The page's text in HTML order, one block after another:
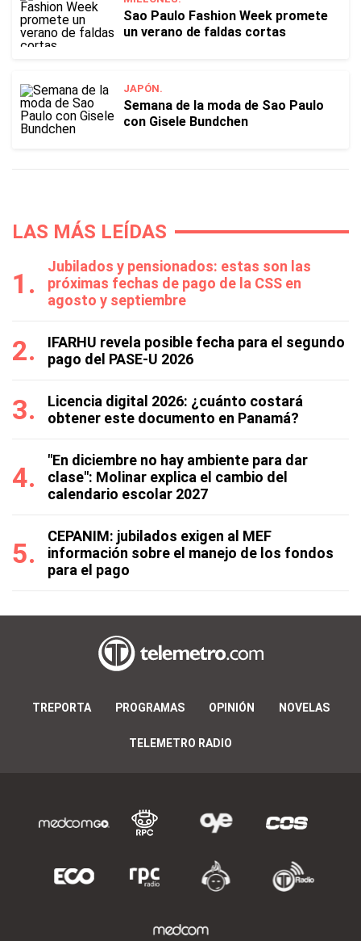
Sao Paulo Fashion Week promete
un verano de faldas cortas
JAPÓN.
Semana de la moda de Sao Paulo
con Gisele Bundchen
LAS MÁS LEÍDAS
Jubilados y pensionados: estas son las
próximas fechas de pago de la CSS en
agosto y septiembre
IFARHU revela posible fecha para el segundo
pago del PASE-U 2026
Licencia digital 2026: ¿cuánto costará
obtener este documento en Panamá?
"En diciembre no hay ambiente para dar
clase": Molinar explica el cambio del
calendario escolar 2027
CEPANIM: jubilados exigen al MEF
información sobre el manejo de los fondos
para el pago
TREPORTA PROGRAMAS OPINIÓN NOVELAS
TELEMETRO RADIO